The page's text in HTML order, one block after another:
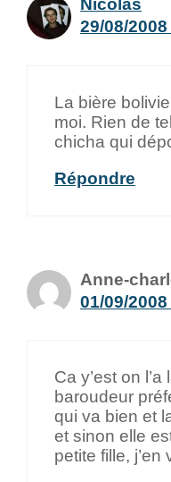
Nicolas
29/08/
La bière
moi. Rien de
chicha qui
Répondre
Anne-
01/09/
Ca y’est on
baroudeur
qui va bien et
et sinon elle
petite fille,